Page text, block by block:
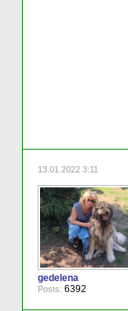
13.01.2022 3:11
gedelena
Posts: 6392